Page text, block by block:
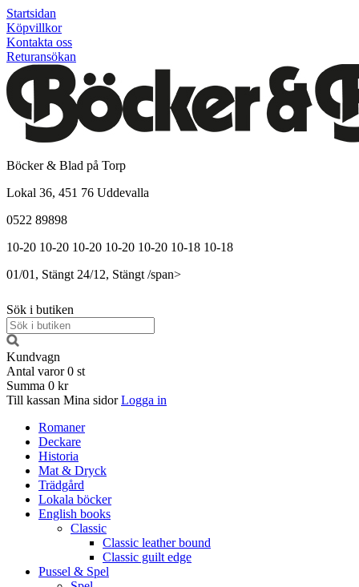
Startsidan
Köpvillkor
Kontakta oss
Returansökan
Böcker & Blad på Torp
Lokal 36, 451 76 Uddevalla
0522 89898
10-20 10-20 10-20 10-20 10-20 10-18 10-18
01/01, Stängt 24/12, Stängt /span>
Sök i butiken
Kundvagn
Antal varor 0 st
Summa 0 kr
Till kassan Mina sidor Logga in
Romaner
Deckare
Historia
Mat & Dryck
Trädgård
Lokala böcker
English books
Classic
Classic leather bound
Classic guilt edge
Pussel & Spel